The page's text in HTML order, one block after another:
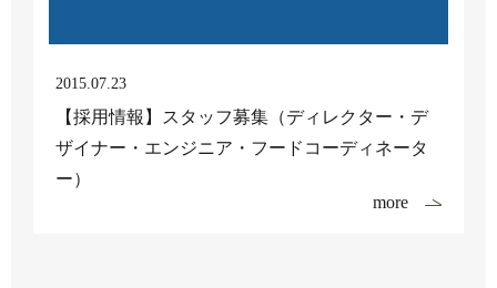
2015.07.23
【採用情報】スタッフ募集（ディレクター・デ
ザイナー・エンジニア・フードコーディネータ
ー）
more